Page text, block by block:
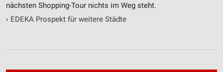
nächsten Shopping-Tour nichts im Weg steht.
› EDEKA Prospekt für weitere Städte